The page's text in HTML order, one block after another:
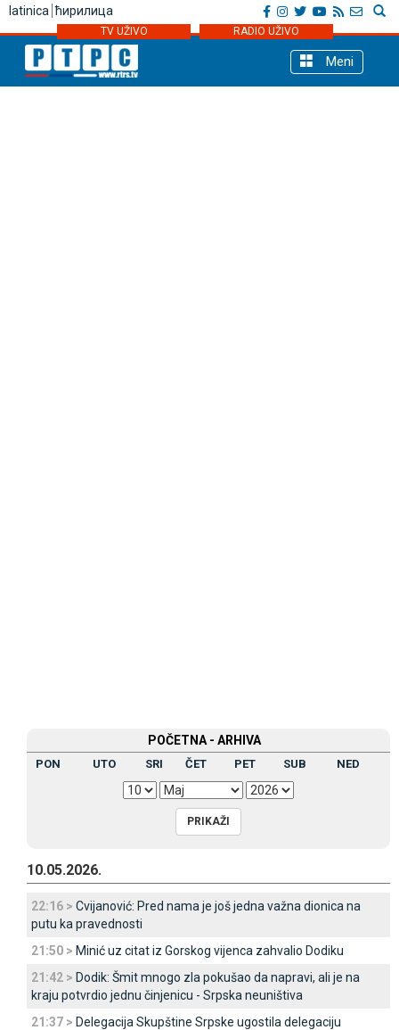
latinica ћирилица
TV UŽIVO RADIO UŽIVO
Meni
POČETNA - ARHIVA
PON UTO SRI ČET PET SUB NED
10.05.2026.
22:16 > Cvijanović: Pred nama je još jedna važna dionica na
putu ka pravednosti
21:50 > Minić uz citat iz Gorskog vijenca zahvalio Dodiku
21:42 > Dodik: Šmit mnogo zla pokušao da napravi, ali je na
kraju potvrdio jednu činjenicu - Srpska neuništiva
21:37 > Delegacija Skupštine Srpske ugostila delegaciju